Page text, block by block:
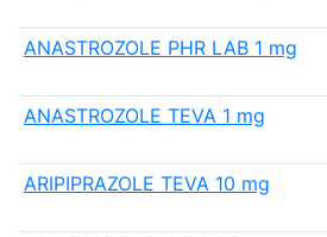
ANASTROZOLE PHR LAB 1 mg
ANASTROZOLE TEVA 1 mg
ARIPIPRAZOLE TEVA 10 mg